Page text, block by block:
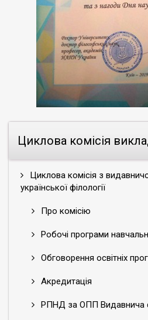
Циклова комісія
Циклова комісія з
української філології
Про комісію
Робочі програми
Обговорення освітніх
Акредитація
РПНД за ОПП Видавнича